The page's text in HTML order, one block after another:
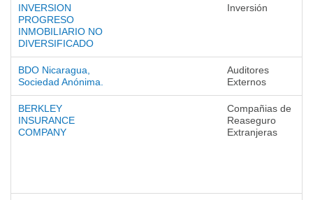
INVERSION
PROGRESO
INMOBILIARIO NO
DIVERSIFICADO
Inversión
BDO Nicaragua,
Sociedad Anónima.
Auditores
Externos
BERKLEY
INSURANCE
COMPANY
Compañias de
Reaseguro
Extranjeras